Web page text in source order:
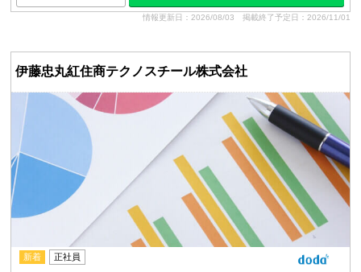
情報更新日：2026/08/03 掲載終了予定日：2026/11/01
伊藤忠丸紅住商テクノスチール株式会社
新着 正社員